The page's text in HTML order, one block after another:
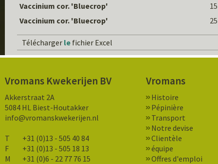
Vaccinium cor. 'Bluecrop'
Vaccinium cor. 'Bluecrop'
Télécharger le fichier Excel
Vromans Kwekerijen BV
Akkerstraat 2A
5084 HL Biest-Houtakker
info@vromanskwekerijen.nl
T
+31 (0)13 - 505 40 84
F
+31 (0)13 - 505 18 13
M
+31 (0)6 - 22 77 76 15
Vromans
Histoire
Pépinière
Transport
Notre devise
Clientèle
équipe
Offres d'emploi